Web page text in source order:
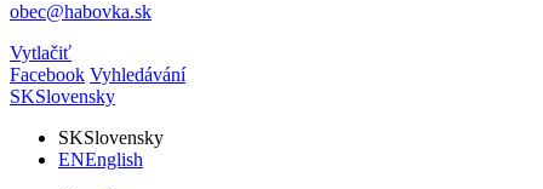
obec@habovka.sk
Vytlačiť
Facebook Vyhledávání
SKSlovensky
SKSlovensky
ENEnglish